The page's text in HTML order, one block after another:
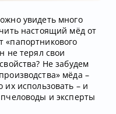
увидеть много
настоящий мёд от
«папортникового
не терял свои
Не забудем
мёда –
использовать – и
и эксперты